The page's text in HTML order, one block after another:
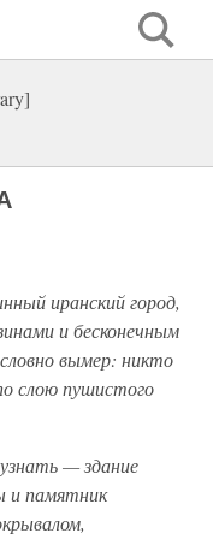
иранский город,
и бесконечным
вымер: никто
слою пушистого
— здание
и памятник